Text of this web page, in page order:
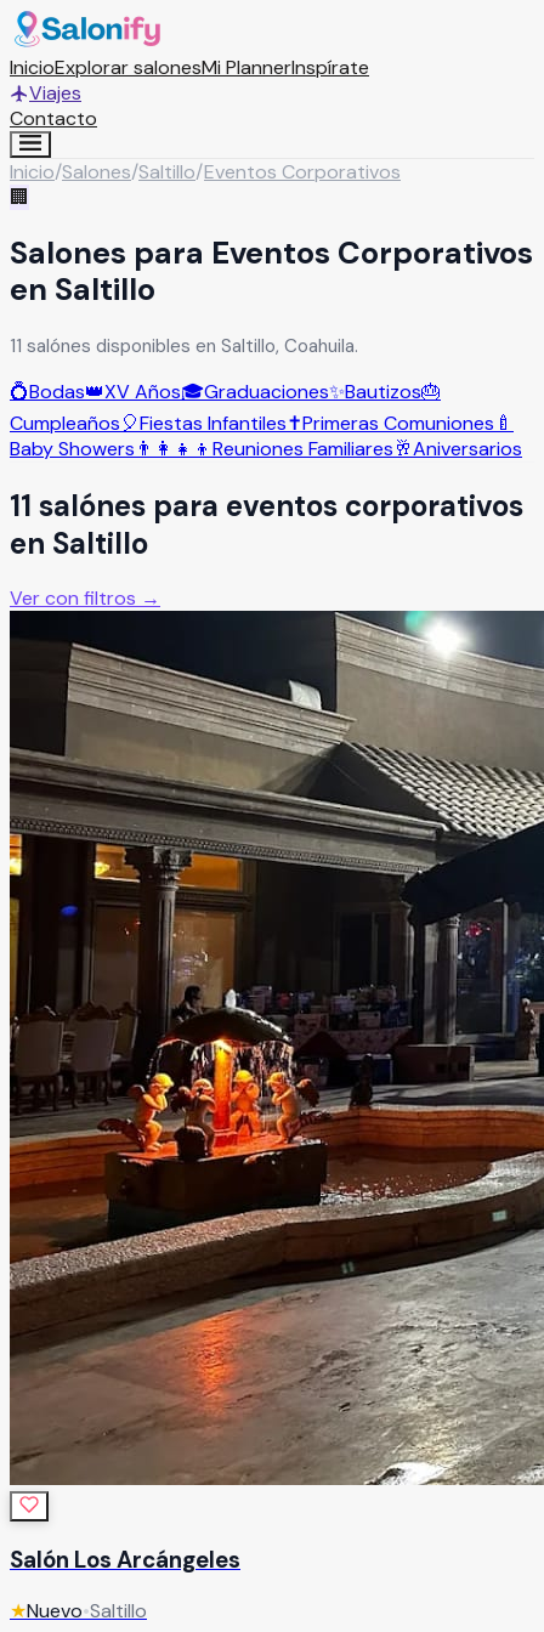
InicioExplorar salonesMi PlannerInspírate
Viajes
Contacto
Inicio/Salones/Saltillo/Eventos Corporativos
🏢
Salones para Eventos Corporativos
en Saltillo
11 salónes disponibles en Saltillo, Coahuila.
💍Bodas👑XV Años🎓Graduaciones✨Bautizos🎂
Cumpleaños🎈Fiestas Infantiles✝️Primeras Comuniones 🍼
Baby Showers 👨‍👩‍👧‍👦 Reuniones Familiares🥂Aniversarios
11 salónes para eventos corporativos
en Saltillo
Ver con filtros →
Salón Los Arcángeles
★Nuevo•Saltillo